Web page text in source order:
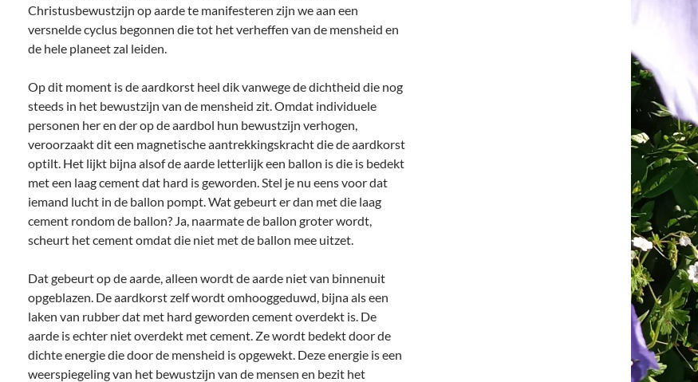
Christusbewustzijn op aarde te manifesteren zijn we aan een
versnelde cyclus begonnen die tot het verheffen van de mensheid en
de hele planeet zal leiden.
Op dit moment is de aardkorst heel dik vanwege de dichtheid die nog
steeds in het bewustzijn van de mensheid zit. Omdat individuele
personen her en der op de aardbol hun bewustzijn verhogen,
veroorzaakt dit een magnetische aantrekkingskracht die de aardkorst
optilt. Het lijkt bijna alsof de aarde letterlijk een ballon is die is bedekt
met een laag cement dat hard is geworden. Stel je nu eens voor dat
iemand lucht in de ballon pompt. Wat gebeurt er dan met die laag
cement rondom de ballon? Ja, naarmate de ballon groter wordt,
scheurt het cement omdat die niet met de ballon mee uitzet.
Dat gebeurt op de aarde, alleen wordt de aarde niet van binnenuit
opgeblazen. De aardkorst zelf wordt omhooggeduwd, bijna als een
laken van rubber dat met hard geworden cement overdekt is. De
aarde is echter niet overdekt met cement. Ze wordt bedekt door de
dichte energie die door de mensheid is opgewekt. Deze energie is een
weerspiegeling van het bewustzijn van de mensen en bezit het